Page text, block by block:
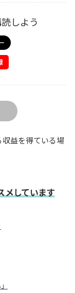
しよう
益を得ている場
メしています